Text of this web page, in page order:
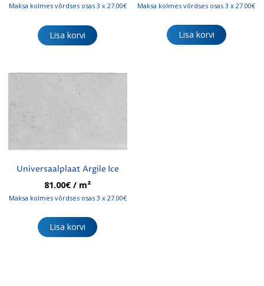
Maksa kolmes võrdses osas 3 x 27.00€
Lisa korvi
Maksa kolmes võrdses osas 3 x 27.00€
Lisa korvi
Universaalplaat Argile Ice
81.00€ / m²
Maksa kolmes võrdses osas 3 x 27.00€
Lisa korvi